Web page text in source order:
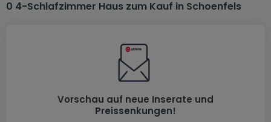
0 4-Schlafzimmer Haus zum Kauf in Schoenfels
Vorschau auf neue Inserate und
Preissenkungen!